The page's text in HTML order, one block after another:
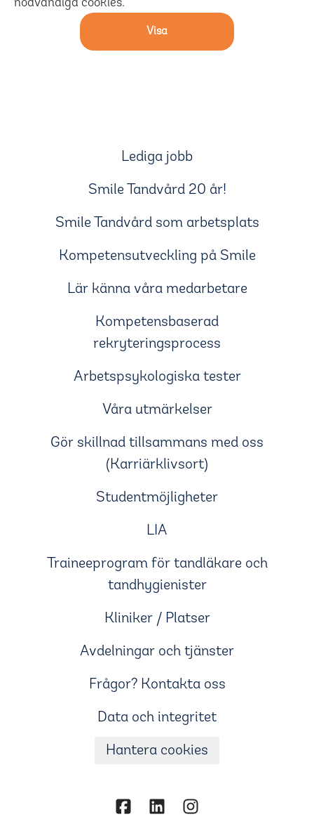
nödvändiga cookies.
Visa
Lediga jobb
Smile Tandvård 20 år!
Smile Tandvård som arbetsplats
Kompetensutveckling på Smile
Lär känna våra medarbetare
Kompetensbaserad
rekryteringsprocess
Arbetspsykologiska tester
Våra utmärkelser
Gör skillnad tillsammans med oss
(Karriärklivsort)
Studentmöjligheter
LIA
Traineeprogram för tandläkare och
tandhygienister
Kliniker / Platser
Avdelningar och tjänster
Frågor? Kontakta oss
Data och integritet
Hantera cookies